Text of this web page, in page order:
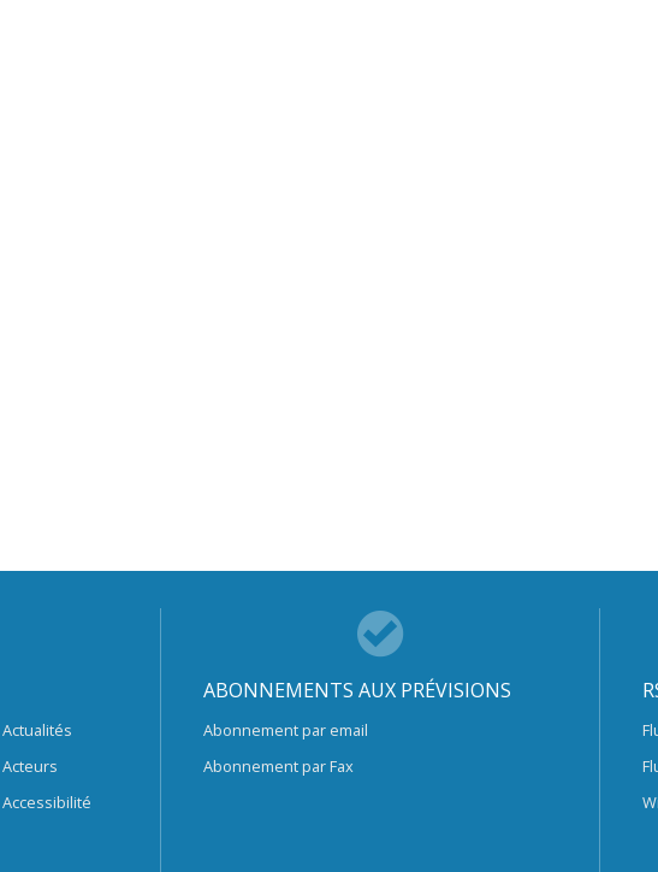
Actualités
Acteurs
Accessibilité
ABONNEMENTS AUX PRÉVISIONS
Abonnement par email
Abonnement par Fax